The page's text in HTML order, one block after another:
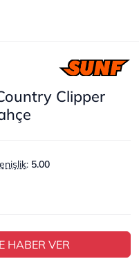
Clipper
: 5.00
HABER VER